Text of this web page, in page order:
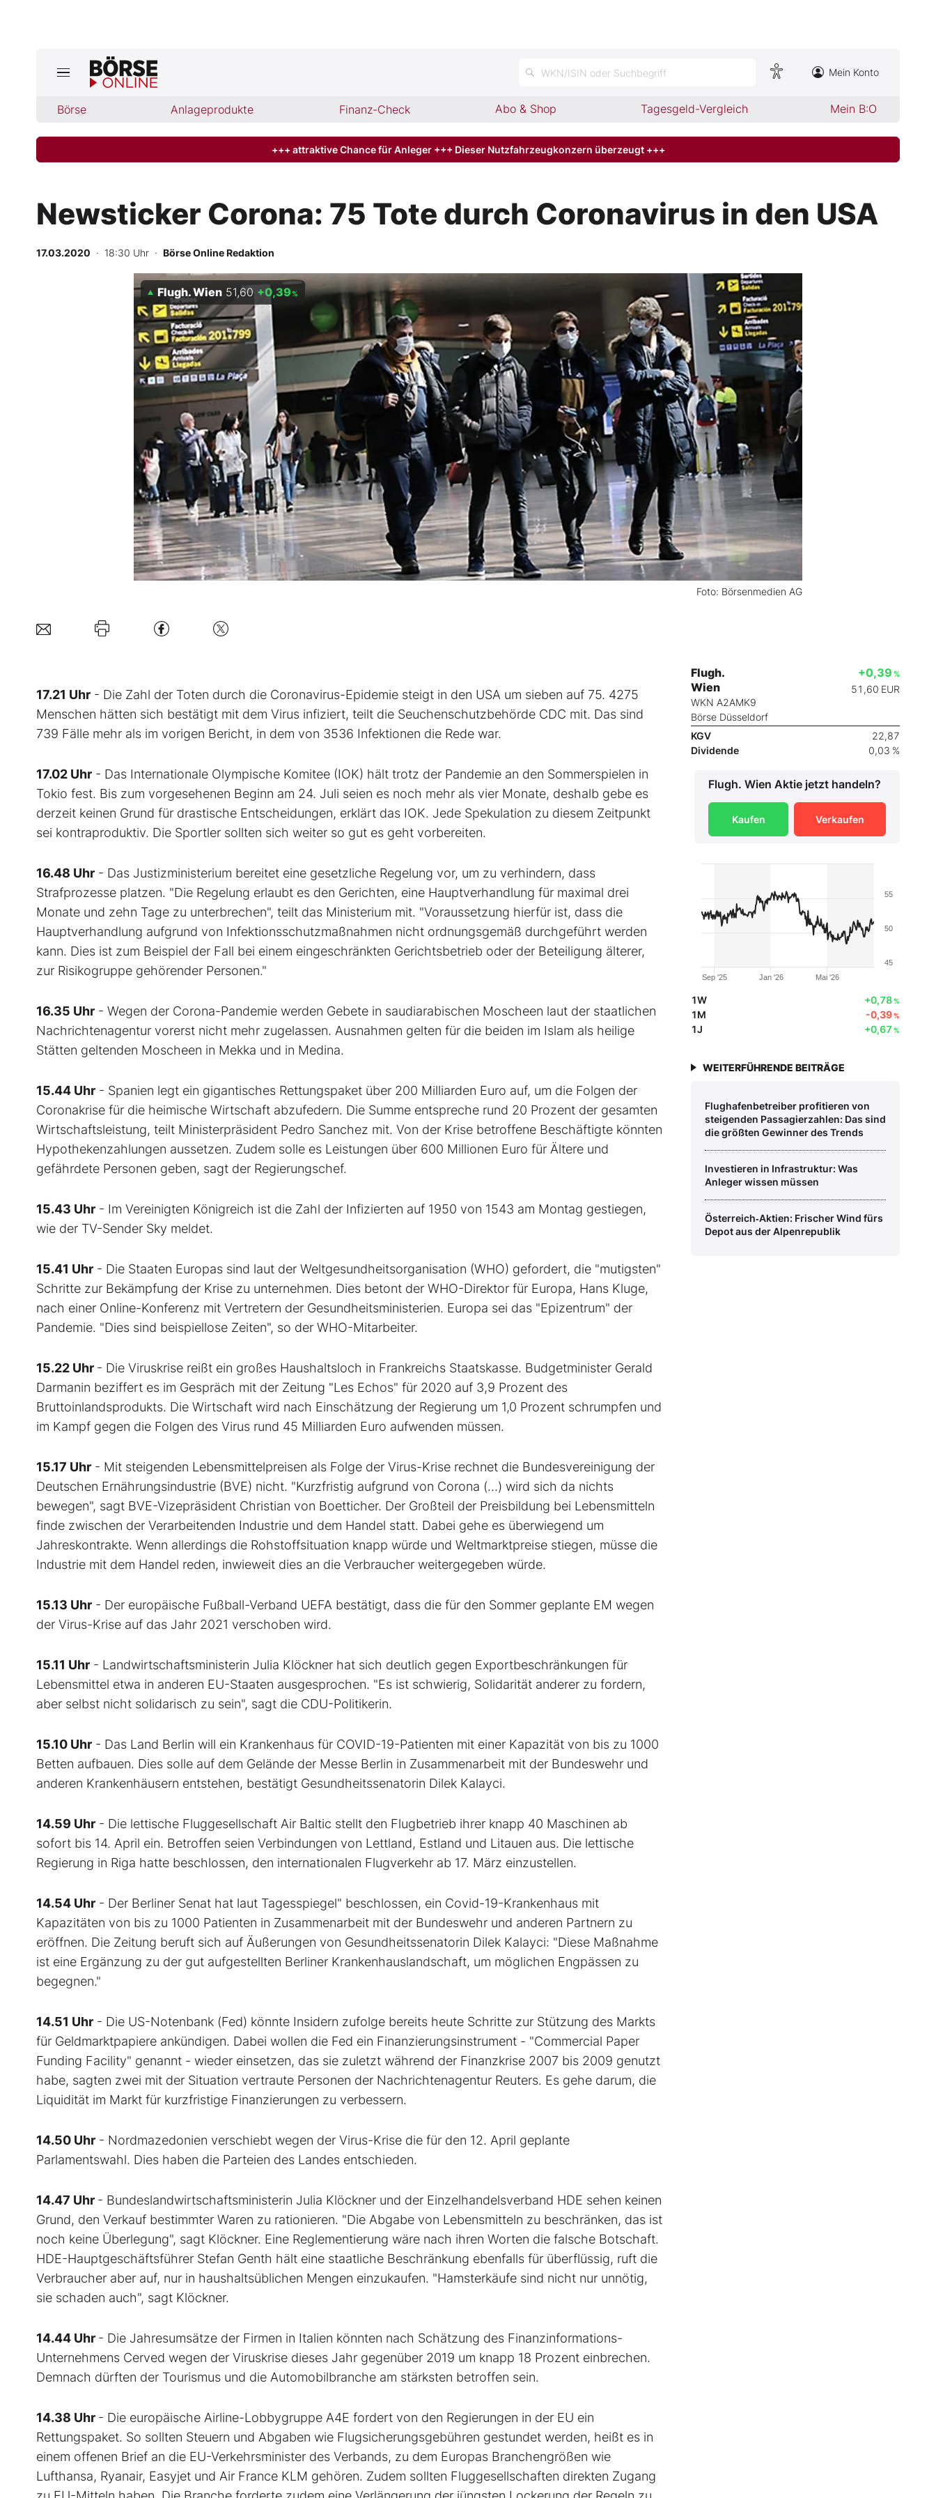
WKN/ISIN oder Suchbegriff Mein Konto
Börse Anlageprodukte Finanz-Check Abo & Shop Tagesgeld-Vergleich Mein B:O
Jetzt aktuelle Ausgabe BÖRSE ONLINE lesen
Finanz-Check
Abo & Shop
BO-Musterdepots
Experten
Mein B:O
Mein Konto
Folgen Sie uns
Kontakt
+++ attraktive Chance für Anleger +++ Dieser Nutzfahrzeugkonzern überzeugt +++
Newsticker Corona: 75 Tote durch Coronavirus in den USA
17.03.2020 · 18:30 Uhr · Börse Online Redaktion
Foto: Börsenmedien AG
Flugh. Wien 51,60 +0,39 %
17.21 Uhr - Die Zahl der Toten durch die Coronavirus-Epidemie steigt in den USA um sieben auf 75. 4275
Menschen hätten sich bestätigt mit dem Virus infiziert, teilt die Seuchenschutzbehörde CDC mit. Das sind
739 Fälle mehr als im vorigen Bericht, in dem von 3536 Infektionen die Rede war.
17.02 Uhr - Das Internationale Olympische Komitee (IOK) hält trotz der Pandemie an den Sommerspielen in
Tokio fest. Bis zum vorgesehenen Beginn am 24. Juli seien es noch mehr als vier Monate, deshalb gebe es
derzeit keinen Grund für drastische Entscheidungen, erklärt das IOK. Jede Spekulation zu diesem Zeitpunkt
sei kontraproduktiv. Die Sportler sollten sich weiter so gut es geht vorbereiten.
16.48 Uhr - Das Justizministerium bereitet eine gesetzliche Regelung vor, um zu verhindern, dass
Strafprozesse platzen. "Die Regelung erlaubt es den Gerichten, eine Hauptverhandlung für maximal drei
Monate und zehn Tage zu unterbrechen", teilt das Ministerium mit. "Voraussetzung hierfür ist, dass die
Hauptverhandlung aufgrund von Infektionsschutzmaßnahmen nicht ordnungsgemäß durchgeführt werden
kann. Dies ist zum Beispiel der Fall bei einem eingeschränkten Gerichtsbetrieb oder der Beteiligung älterer,
zur Risikogruppe gehörender Personen."
16.35 Uhr - Wegen der Corona-Pandemie werden Gebete in saudiarabischen Moscheen laut der staatlichen
Nachrichtenagentur vorerst nicht mehr zugelassen. Ausnahmen gelten für die beiden im Islam als heilige
Stätten geltenden Moscheen in Mekka und in Medina.
15.44 Uhr - Spanien legt ein gigantisches Rettungspaket über 200 Milliarden Euro auf, um die Folgen der
Coronakrise für die heimische Wirtschaft abzufedern. Die Summe entspreche rund 20 Prozent der gesamten
Wirtschaftsleistung, teilt Ministerpräsident Pedro Sanchez mit. Von der Krise betroffene Beschäftigte könnten
Hypothekenzahlungen aussetzen. Zudem solle es Leistungen über 600 Millionen Euro für Ältere und
gefährdete Personen geben, sagt der Regierungschef.
15.43 Uhr - Im Vereinigten Königreich ist die Zahl der Infizierten auf 1950 von 1543 am Montag gestiegen,
wie der TV-Sender Sky meldet.
15.41 Uhr - Die Staaten Europas sind laut der Weltgesundheitsorganisation (WHO) gefordert, die "mutigsten"
Schritte zur Bekämpfung der Krise zu unternehmen. Dies betont der WHO-Direktor für Europa, Hans Kluge,
nach einer Online-Konferenz mit Vertretern der Gesundheitsministerien. Europa sei das "Epizentrum" der
Pandemie. "Dies sind beispiellose Zeiten", so der WHO-Mitarbeiter.
15.22 Uhr - Die Viruskrise reißt ein großes Haushaltsloch in Frankreichs Staatskasse. Budgetminister Gerald
Darmanin beziffert es im Gespräch mit der Zeitung "Les Echos" für 2020 auf 3,9 Prozent des
Bruttoinlandsprodukts. Die Wirtschaft wird nach Einschätzung der Regierung um 1,0 Prozent schrumpfen und
im Kampf gegen die Folgen des Virus rund 45 Milliarden Euro aufwenden müssen.
15.17 Uhr - Mit steigenden Lebensmittelpreisen als Folge der Virus-Krise rechnet die Bundesvereinigung der
Deutschen Ernährungsindustrie (BVE) nicht. "Kurzfristig aufgrund von Corona (…) wird sich da nichts
bewegen", sagt BVE-Vizepräsident Christian von Boetticher. Der Großteil der Preisbildung bei Lebensmitteln
finde zwischen der Verarbeitenden Industrie und dem Handel statt. Dabei gehe es überwiegend um
Jahreskontrakte. Wenn allerdings die Rohstoffsituation knapp würde und Weltmarktpreise stiegen, müsse die
Industrie mit dem Handel reden, inwieweit dies an die Verbraucher weitergegeben würde.
15.13 Uhr - Der europäische Fußball-Verband UEFA bestätigt, dass die für den Sommer geplante EM wegen
der Virus-Krise auf das Jahr 2021 verschoben wird.
15.11 Uhr - Landwirtschaftsministerin Julia Klöckner hat sich deutlich gegen Exportbeschränkungen für
Lebensmittel etwa in anderen EU-Staaten ausgesprochen. "Es ist schwierig, Solidarität anderer zu fordern,
aber selbst nicht solidarisch zu sein", sagt die CDU-Politikerin.
15.10 Uhr - Das Land Berlin will ein Krankenhaus für COVID-19-Patienten mit einer Kapazität von bis zu 1000
Betten aufbauen. Dies solle auf dem Gelände der Messe Berlin in Zusammenarbeit mit der Bundeswehr und
anderen Krankenhäusern entstehen, bestätigt Gesundheitssenatorin Dilek Kalayci.
14.59 Uhr - Die lettische Fluggesellschaft Air Baltic stellt den Flugbetrieb ihrer knapp 40 Maschinen ab
sofort bis 14. April ein. Betroffen seien Verbindungen von Lettland, Estland und Litauen aus. Die lettische
Regierung in Riga hatte beschlossen, den internationalen Flugverkehr ab 17. März einzustellen.
14.54 Uhr - Der Berliner Senat hat laut Tagesspiegel" beschlossen, ein Covid-19-Krankenhaus mit
Kapazitäten von bis zu 1000 Patienten in Zusammenarbeit mit der Bundeswehr und anderen Partnern zu
eröffnen. Die Zeitung beruft sich auf Äußerungen von Gesundheitssenatorin Dilek Kalayci: "Diese Maßnahme
ist eine Ergänzung zu der gut aufgestellten Berliner Krankenhauslandschaft, um möglichen Engpässen zu
begegnen."
14.51 Uhr - Die US-Notenbank (Fed) könnte Insidern zufolge bereits heute Schritte zur Stützung des Markts
für Geldmarktpapiere ankündigen. Dabei wollen die Fed ein Finanzierungsinstrument - "Commercial Paper
Funding Facility" genannt - wieder einsetzen, das sie zuletzt während der Finanzkrise 2007 bis 2009 genutzt
habe, sagten zwei mit der Situation vertraute Personen der Nachrichtenagentur Reuters. Es gehe darum, die
Liquidität im Markt für kurzfristige Finanzierungen zu verbessern.
14.50 Uhr - Nordmazedonien verschiebt wegen der Virus-Krise die für den 12. April geplante
Parlamentswahl. Dies haben die Parteien des Landes entschieden.
14.47 Uhr - Bundeslandwirtschaftsministerin Julia Klöckner und der Einzelhandelsverband HDE sehen keinen
Grund, den Verkauf bestimmter Waren zu rationieren. "Die Abgabe von Lebensmitteln zu beschränken, das ist
noch keine Überlegung", sagt Klöckner. Eine Reglementierung wäre nach ihren Worten die falsche Botschaft.
HDE-Hauptgeschäftsführer Stefan Genth hält eine staatliche Beschränkung ebenfalls für überflüssig, ruft die
Verbraucher aber auf, nur in haushaltsüblichen Mengen einzukaufen. "Hamsterkäufe sind nicht nur unnötig,
sie schaden auch", sagt Klöckner.
14.44 Uhr - Die Jahresumsätze der Firmen in Italien könnten nach Schätzung des Finanzinformations-
Unternehmens Cerved wegen der Viruskrise dieses Jahr gegenüber 2019 um knapp 18 Prozent einbrechen.
Demnach dürften der Tourismus und die Automobilbranche am stärksten betroffen sein.
14.38 Uhr - Die europäische Airline-Lobbygruppe A4E fordert von den Regierungen in der EU ein
Rettungspaket. So sollten Steuern und Abgaben wie Flugsicherungsgebühren gestundet werden, heißt es in
einem offenen Brief an die EU-Verkehrsminister des Verbands, zu dem Europas Branchengrößen wie
Lufthansa, Ryanair, Easyjet und Air France KLM gehören. Zudem sollten Fluggesellschaften direkten Zugang
Flugh.
Wien
WKN A2AMK9
Börse Düsseldorf
+0,39 %
51,60 EUR
KGV
22,87
Dividende
0,03 %
Flugh. Wien Aktie jetzt handeln?
Kaufen Verkaufen
Jan '26
Sep '25 Mai '26
45
50
55
1W +0,78%
1M -0,39%
1J +0,67 %
WEITERFÜHRENDE BEITRÄGE
Flughafenbetreiber profitieren von
steigenden Passagierzahlen: Das sind
die größten Gewinner des Trends
Investieren in Infrastruktur: Was
Anleger wissen müssen
Österreich‑Aktien: Frischer Wind fürs
Depot aus der Alpenrepublik